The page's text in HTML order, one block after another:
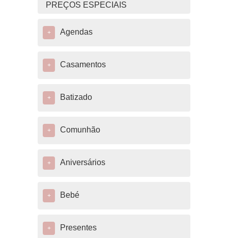
PREÇOS ESPECIAIS
+ Agendas
+ Casamentos
+ Batizado
+ Comunhão
+ Aniversários
+ Bebé
+ Presentes